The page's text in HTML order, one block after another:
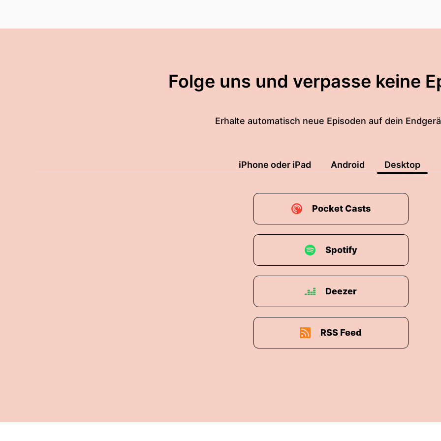
Folge uns und verpasse keine
Erhalte automatisch neue Episoden auf dein
iPhone oder iPad Android Desktop
Pocket Casts
Spotify
Deezer
RSS Feed